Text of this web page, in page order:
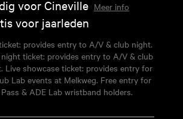
voor Cineville Meer info
voor jaarleden
provides entry to A/V & club night.
ticket: provides entry to A/V & club
Live showcase ticket: provides entry for
Lab events at Melkweg. Free entry for
& ADE Lab wristband holders.